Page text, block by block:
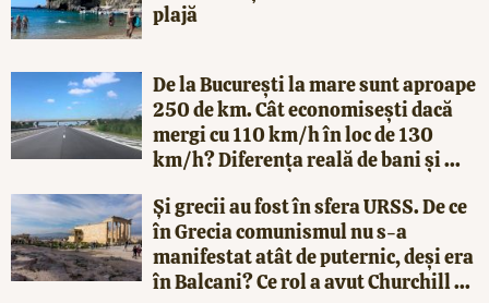
plajă
De la București la mare sunt aproape
250 de km. Cât economisești dacă
mergi cu 110 km/h în loc de 130
km/h? Diferența reală de bani și ...
Și grecii au fost în sfera URSS. De ce
în Grecia comunismul nu s-a
manifestat atât de puternic, deși era
în Balcani? Ce rol a avut Churchill ...